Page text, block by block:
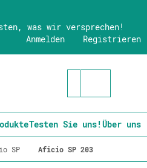
was wir versprechen!
Registrieren
Anmelden
Testen Sie uns!Über uns
SP Aficio SP 203